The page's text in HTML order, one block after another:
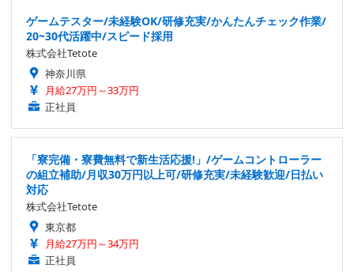
ゲームテスター/未経験OK/研修充実/かんたんチェック作業/
20~30代活躍中/スピード採用
株式会社Tetote
神奈川県
月給27万円～33万円
正社員
「寮完備・寮費無料で新生活応援!」/ゲームコントローラー
の組立補助/月収30万円以上可/研修充実/未経験歓迎/日払い
対応
株式会社Tetote
東京都
月給27万円～34万円
正社員